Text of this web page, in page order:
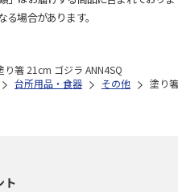
場合があります。
り箸 21cm ゴジラ ANN4SQ
台所用品・食器 その他 塗り
ト